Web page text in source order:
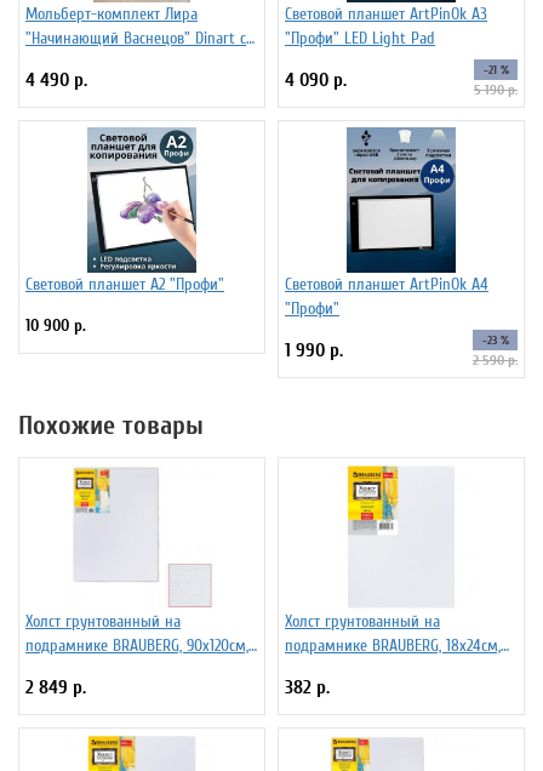
Мольберт-комплект Лира
"Начинающий Васнецов" Dinart с
стаканчиками
4 490 р.
Световой планшет ArtPinOk А3
"Профи" LED Light Pad
4 090 р. -21 %
5 190 р.
Световой планшет А2 "Профи"
10 900 р.
Световой планшет ArtPinOk А4
"Профи"
1 990 р. -23 %
2 590 р.
Похожие товары
Холст грунтованный на
подрамнике BRAUBERG, 90х120см,
2 849 р.
Холст грунтованный на
подрамнике BRAUBERG, 18х24см,
190643
382 р.